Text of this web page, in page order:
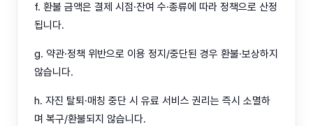
f. 환불 금액은 결제 시점·잔여 수·종류에 따라 정책으로 산정
됩니다.
g. 약관·정책 위반으로 이용 정지/중단된 경우 환불·보상하지
않습니다.
h. 자진 탈퇴·매칭 중단 시 유료 서비스 권리는 즉시 소멸하
며 복구/환불되지 않습니다.